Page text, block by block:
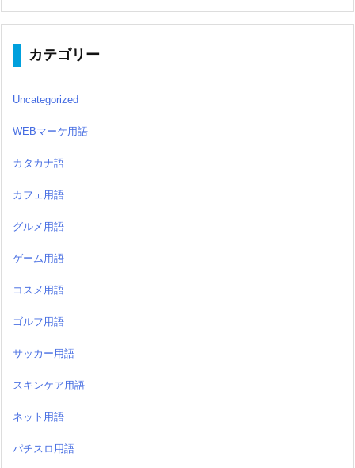
カテゴリー
Uncategorized
WEBマーケ用語
カタカナ語
カフェ用語
グルメ用語
ゲーム用語
コスメ用語
ゴルフ用語
サッカー用語
スキンケア用語
ネット用語
パチスロ用語